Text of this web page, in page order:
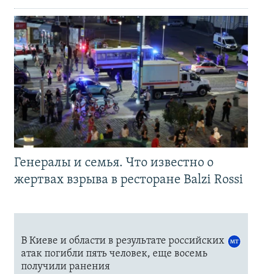
Генералы и семья. Что известно о
жертвах взрыва в ресторане Balzi Rossi